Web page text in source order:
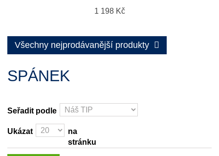
1 198 Kč
Všechny nejprodávanější produkty
SPÁNEK
Seřadit podle
Ukázat
na
stránku